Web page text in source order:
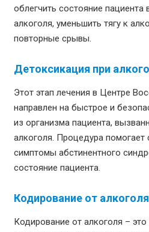
облегчить состояние пациента
алкоголя, уменьшить тягу к
повторные срывы.
Детоксикация при
Этот этап лечения в Центре
направлен на быстрое и
из организма пациента,
алкоголя. Процедура помогает
симптомы абстинентного
состояние пациента.
Кодирование от алкоголя
Кодирование от алкоголя –